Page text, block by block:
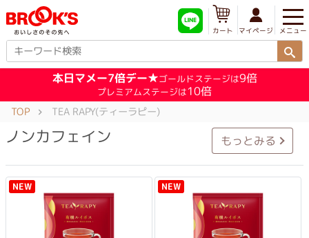
メニュー
マイページ
カート
本日マメー7倍デー★ゴールドステージは9倍
プレミアムステージは10倍
TOP TEA RAPY(ティーラピー)
ノンカフェイン もっとみる
NEW NEW